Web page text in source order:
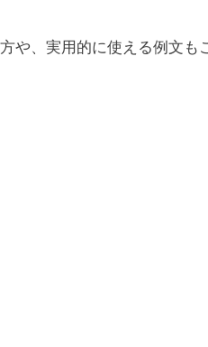
や、実用的に使える例文も